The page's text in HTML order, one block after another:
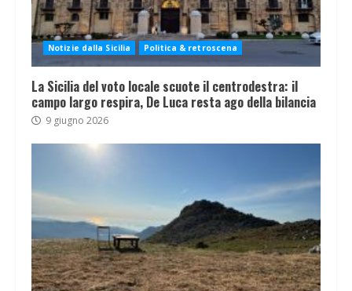
Notizie dalla Sicilia Politica & retroscena
La Sicilia del voto locale scuote il centrodestra: il
campo largo respira, De Luca resta ago della bilancia
9 giugno 2026